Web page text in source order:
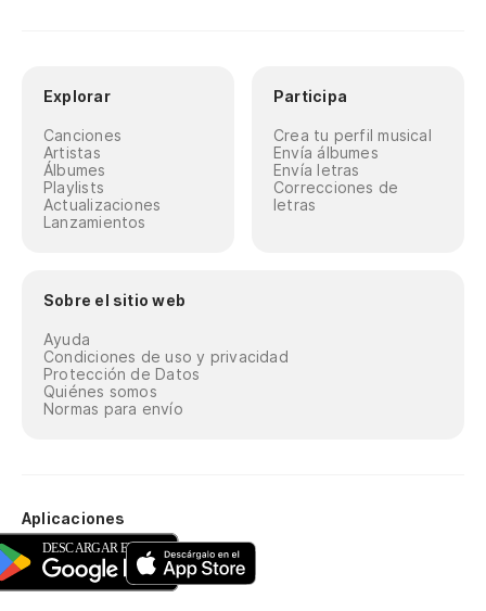
Explorar
Canciones
Artistas
Álbumes
Playlists
Actualizaciones
Lanzamientos
Participa
Crea tu perfil musical
Envía álbumes
Envía letras
Correcciones de
letras
Sobre el sitio web
Ayuda
Condiciones de uso y privacidad
Protección de Datos
Quiénes somos
Normas para envío
Aplicaciones